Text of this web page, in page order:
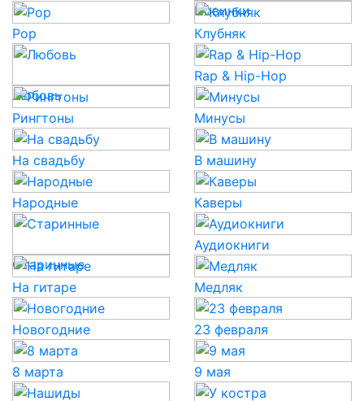
Новинки
Pop
Клубняк
Любовь
Rap & Hip-Hop
Рингтоны Минусы
На свадьбу В машину
Народные Каверы
Старинные
Аудиокниги
На гитаре Медляк
Новогодние 23 февраля
8 марта 9 мая